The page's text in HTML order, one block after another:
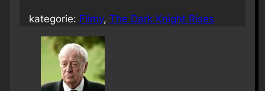
kategorie: Filmy, The Dark Knight Rises